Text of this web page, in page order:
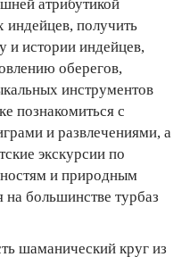
атрибутикой
индейцев, получить
и истории индейцев,
оберегов,
инструментов
познакомиться с
и развлечениями, а
экскурсии по
и природным
на большинстве турбаз
шаманический круг из